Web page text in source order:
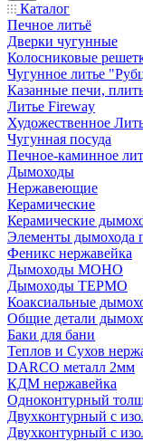
Каталог
Печное литьё
Дверки чугунные
Колосниковые
Чугунное литье
Казанные печи,
Литье Fireway
Художественное
Чугунная посуда
Печное-каминное
Дымоходы
Нержавеющие
Керамические
Керамические
Элементы дымохода
Феникс нержавейка
Дымоходы МОНО
Дымоходы ТЕРМО
Коаксиальные
Общие детали
Баки для бани
Теплов и Сухов
DARCO металл 2мм
КДМ нержавейка
Одноконтурный
Двухконтурный с
Двухконтурный с